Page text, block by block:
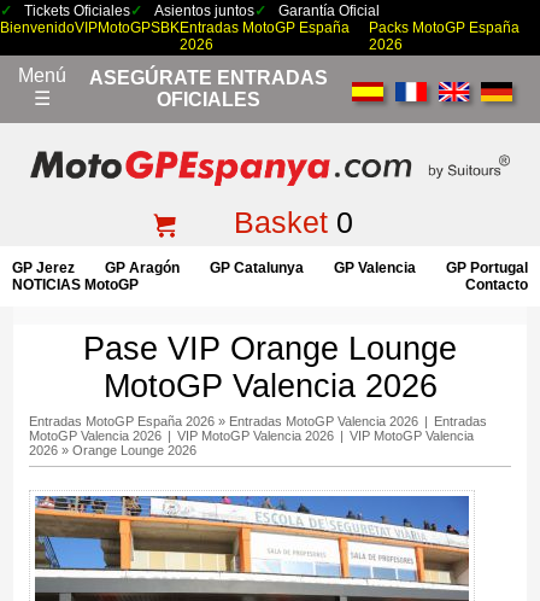
Tickets Oficiales Asientos juntos
Garantía Oficial
BienvenidoVIPMotoGPSBKEntradas MotoGP España
2026
Packs MotoGP España
2026
Menú
☰
ASEGÚRATE ENTRADAS
OFICIALES
Basket0
GP Jerez GP Aragón GP Catalunya GP Valencia
GP Portugal
NOTICIAS MotoGP
Contacto
Pase VIP Orange Lounge
MotoGP Valencia 2026
Entradas MotoGP España 2026» Entradas MotoGP Valencia 2026 | Entradas
MotoGP Valencia 2026 | VIP MotoGP Valencia 2026 | VIP MotoGP Valencia
2026» Orange Lounge 2026